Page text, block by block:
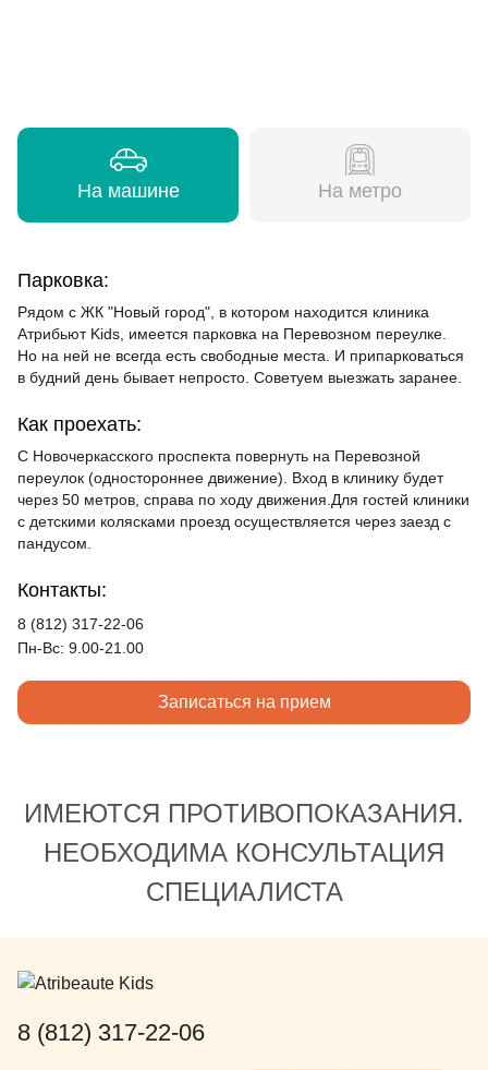
На машине На метро
Парковка:
Рядом с ЖК "Новый город", в котором находится клиника
Атрибьют Kids, имеется парковка на Перевозном переулке.
Но на ней не всегда есть свободные места. И припарковаться
в будний день бывает непросто. Советуем выезжать заранее.
Как проехать:
С Новочеркасского проспекта повернуть на Перевозной
переулок (одностороннее движение). Вход в клинику будет
через 50 метров, справа по ходу движения.Для гостей клиники
с детскими колясками проезд осуществляется через заезд с
пандусом.
Контакты:
8 (812) 317-22-06
Пн-Вс: 9.00-21.00
Записаться на прием
ИМЕЮТСЯ ПРОТИВОПОКАЗАНИЯ.
НЕОБХОДИМА КОНСУЛЬТАЦИЯ
СПЕЦИАЛИСТА
8 (812) 317-22-06